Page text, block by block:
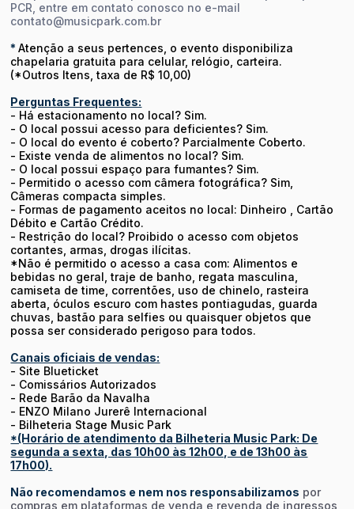
PCR, entre em contato conosco no e-mail
contato@musicpark.com.br
*Atenção a seus pertences, o evento disponibiliza
chapelaria gratuita para celular, relógio, carteira.
(*Outros Itens, taxa de R$ 10,00)
Perguntas Frequentes:
- Há estacionamento no local? Sim.
- O local possui acesso para deficientes? Sim.
- O local do evento é coberto? Parcialmente Coberto.
- Existe venda de alimentos no local? Sim.
- O local possui espaço para fumantes? Sim.
- Permitido o acesso com câmera fotográfica? Sim,
Câmeras compacta simples.
- Formas de pagamento aceitos no local: Dinheiro , Cartão
Débito e Cartão Crédito.
- Restrição do local? Proibido o acesso com objetos
cortantes, armas, drogas ilícitas.
*Não é permitido o acesso a casa com: Alimentos e
bebidas no geral, traje de banho, regata masculina,
camiseta de time, correntões, uso de chinelo, rasteira
aberta, óculos escuro com hastes pontiagudas, guarda
chuvas, bastão para selfies ou quaisquer objetos que
possa ser considerado perigoso para todos.
Canais oficiais de vendas:
- Site Blueticket
- Comissários Autorizados
- Rede Barão da Navalha
- ENZO Milano Jurerê Internacional
- Bilheteria Stage Music Park
*(Horário de atendimento da Bilheteria Music Park: De
segunda a sexta, das 10h00 às 12h00, e de 13h00 às
17h00).
Não recomendamos e nem nos responsabilizamos por
compras em plataformas de venda e revenda de ingressos